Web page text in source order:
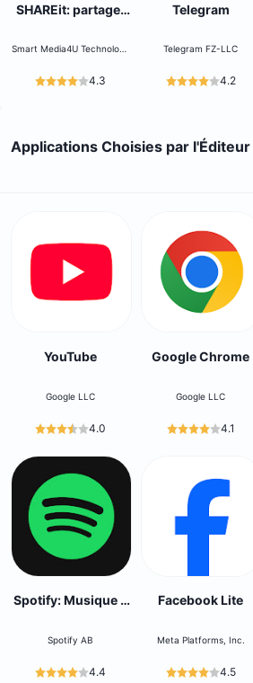
SHAREit: partager
Smart Media4U Technology
4.3
Telegram
Telegram FZ-LLC
4.2
Applications Choisies par l'Éditeur
YouTube
Google LLC
4.0
Google Chrome
Google LLC
4.1
Spotify: Musique &
Spotify AB
4.4
Facebook Lite
Meta Platforms, Inc.
4.5